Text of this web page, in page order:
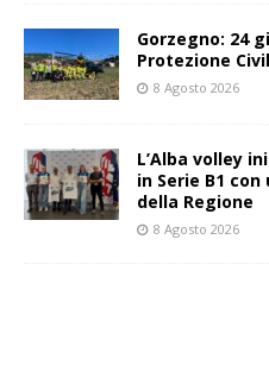
Gorzegno: 24
Protezione
8 Agosto 2026
L’Alba volley
in Serie B1
della Regione
8 Agosto 2026